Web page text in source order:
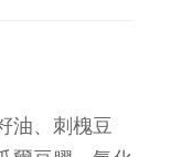
油、刺槐豆